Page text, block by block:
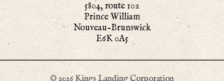
5804, route 102
Prince William
Nouveau-Brunswick
E6K 0A5
© 2026 Kings Landing Corporation